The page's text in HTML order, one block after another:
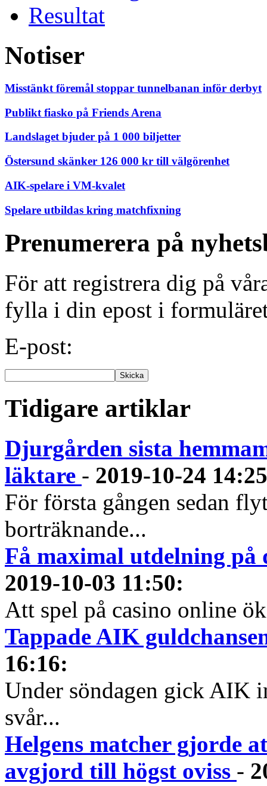
Resultat
Notiser
Misstänkt föremål stoppar tunnelbanan inför derbyt
Publikt fiasko på Friends Arena
Landslaget bjuder på 1 000 biljetter
Östersund skänker 126 000 kr till välgörenhet
AIK-spelare i VM-kvalet
Spelare utbildas kring matchfixning
Prenumerera på
För att registrera dig på
fylla i din epost i
E-post:
Tidigare artiklar
Djurgården sista
läktare - 2019-10-24 14:25
För första gången sedan
borträknande...
Få maximal utdelning
2019-10-03 11:50:
Att spel på casino online
Tappade AIK
16:16:
Under söndagen gick AIK
svår...
Helgens matcher gjorde
avgjord till högst oviss -